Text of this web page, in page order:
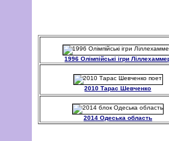
1996 Олімпійські ігри
2010 Тарас Шевченко
2014 Одеська область